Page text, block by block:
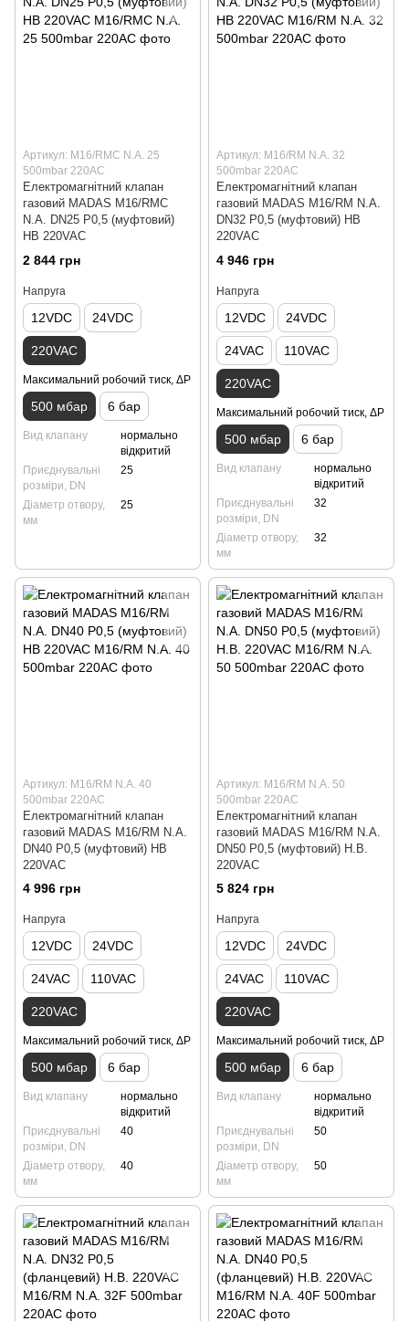
Артикул: M16/RMC N.A. 25
500mbar 220AC
Електромагнітний клапан
газовий MADAS M16/RMC
N.A. DN25 Р0,5 (муфтовий)
НВ 220VAC
2 844 грн
Напруга
12VDC 24VDC
220VAC
Максимальний робочий тиск, ΔP
500 мбар 6 бар
Вид клапану
нормально
відкритий
Приєднувальні
розміри, DN
25
Діаметр отвору,
мм
25
Артикул: M16/RM N.A. 32
500mbar 220AC
Електромагнітний клапан
газовий MADAS M16/RM N.A.
DN32 Р0,5 (муфтовий) НВ
220VAC
4 946 грн
Напруга
12VDC 24VDC
24VAC 110VAC
220VAC
Максимальний робочий тиск, ΔP
500 мбар 6 бар
Вид клапану
нормально
відкритий
Приєднувальні
розміри, DN
32
Діаметр отвору,
мм
32
Артикул: M16/RM N.A. 40
500mbar 220AC
Електромагнітний клапан
газовий MADAS M16/RM N.A.
DN40 Р0,5 (муфтовий) НВ
220VAC
4 996 грн
Напруга
12VDC 24VDC
24VAC 110VAC
220VAC
Максимальний робочий тиск, ΔP
500 мбар 6 бар
Вид клапану
нормально
відкритий
Приєднувальні
розміри, DN
40
Діаметр отвору,
мм
40
Артикул: M16/RM N.A. 50
500mbar 220AC
Електромагнітний клапан
газовий MADAS M16/RM N.A.
DN50 Р0,5 (муфтовий) Н.В.
220VAC
5 824 грн
Напруга
12VDC 24VDC
24VAC 110VAC
220VAC
Максимальний робочий тиск, ΔP
500 мбар 6 бар
Вид клапану
нормально
відкритий
Приєднувальні
розміри, DN
50
Діаметр отвору,
мм
50